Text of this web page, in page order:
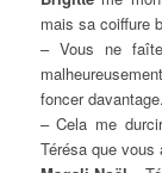
mais sa coiffure
– Vous ne
foncer davantage.
– Cela me
Térésa que